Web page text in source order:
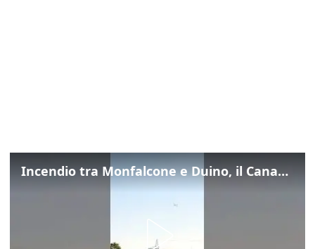
Incendio tra Monfalcone e Duino, il Canadair in azione per fermare le fiamme sul fronte dell’A4